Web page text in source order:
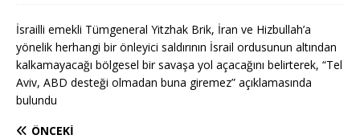
İsrailli emekli Tümgeneral Yitzhak Brik, İran ve Hizbullah’a
yönelik herhangi bir önleyici saldırının İsrail ordusunun altından
kalkamayacağı bölgesel bir savaşa yol açacağını belirterek, “Tel
Aviv, ABD desteği olmadan buna giremez” açıklamasında
bulundu
ÖNCEKI